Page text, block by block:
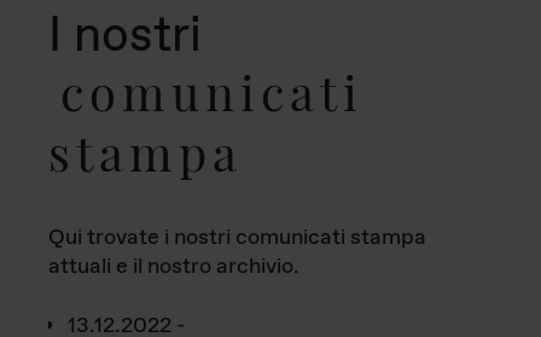
I nostri
comunicati
stampa
Qui trovate i nostri comunicati stampa
attuali e il nostro archivio.
13.12.2022 -